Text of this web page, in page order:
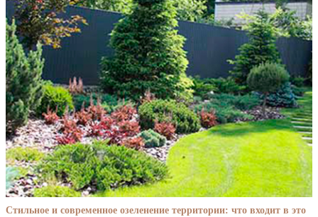
Стильное и современное озеленение территории: что входит в это